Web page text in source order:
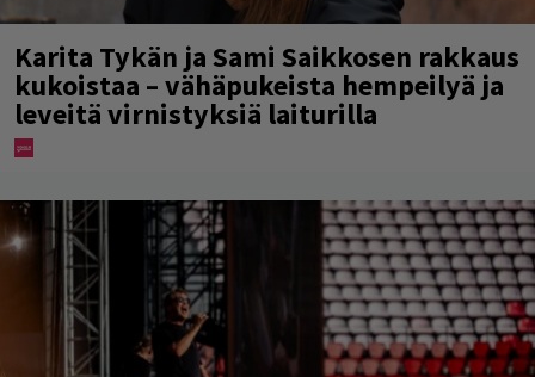
Karita Tykän ja Sami Saikkosen rakkaus
kukoistaa – vähäpukeista hempeilyä ja
leveitä virnistyksiä laiturilla